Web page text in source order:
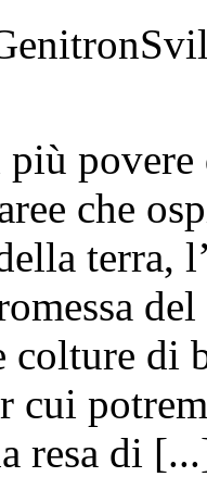
che
terra,
colture di
cui
resa di